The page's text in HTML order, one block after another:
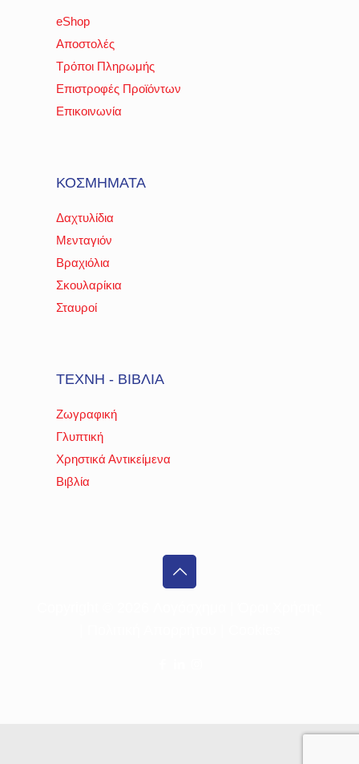
eShop
Αποστολές
Τρόποι Πληρωμής
Επιστροφές Προϊόντων
Επικοινωνία
ΚΟΣΜΗΜΑΤΑ
Δαχτυλίδια
Μενταγιόν
Βραχιόλια
Σκουλαρίκια
Σταυροί
ΤΕΧΝΗ - ΒΙΒΛΙΑ
Ζωγραφική
Γλυπτική
Χρηστικά Αντικείμενα
Βιβλία